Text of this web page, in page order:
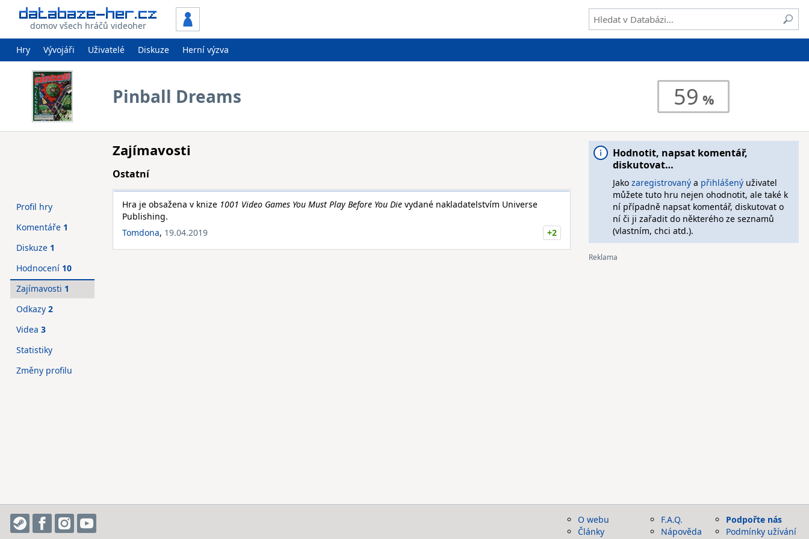
domov všech hráčů videoher
Hry Vývojáři Uživatelé Diskuze Herní výzva
Pinball Dreams 59
Zajímavosti
Ostatní
Hra je obsažena v knize 1001 Video Games You Must Play Before You Die vydané nakladatelstvím Universe
Publishing.
Tomdona, 19.04.2019 +2
Profil hry
Komentáře 1
Diskuze 1
Hodnocení 10
Zajímavosti 1
Odkazy 2
Videa 3
Statistiky
Změny profilu
Hodnotit, napsat komentář,
diskutovat…
Jako zaregistrovanýa přihlášenýuživatel
můžete tuto hru nejen ohodnotit, ale také k
ní případně napsat komentář, diskutovat o
ní či ji zařadit do některého ze seznamů
(vlastním, chci atd.).
O webu
Články
F.A.Q.
Nápověda
Podpořte nás
Podmínky užívání